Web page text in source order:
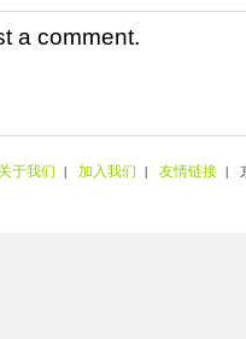
a comment.
关于我们 | 加入我们 | 友情链接 |